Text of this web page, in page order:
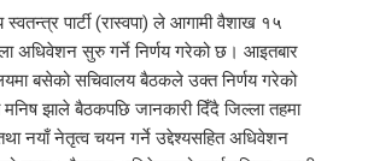
स्वतन्त्र पार्टी (रास्वपा) ले आगामी वैशाख १५
अधिवेशन सुरु गर्ने निर्णय गरेको छ। आइतबार
बसेको सचिवालय बैठकले उक्त निर्णय गरेको
मनिष झाले बैठकपछि जानकारी दिँदै जिल्ला तहमा
नयाँ नेतृत्व चयन गर्ने उद्देश्यसहित अधिवेशन